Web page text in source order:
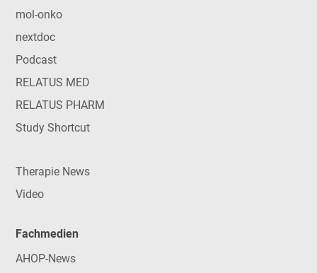
mol-onko
nextdoc
Podcast
RELATUS MED
RELATUS PHARM
Study Shortcut
Therapie News
Video
Fachmedien
AHOP-News